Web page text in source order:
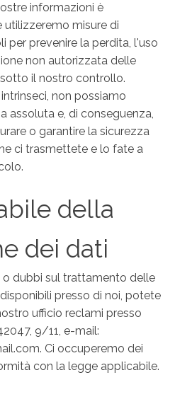
informazioni è
misure di
per prevenire la perdita, l'uso
non autorizzata delle
il nostro controllo.
non possiamo
assoluta e, di conseguenza,
o garantire la sicurezza
ci trasmettete e lo fate a
della
dei dati
o dubbi sul trattamento delle
presso di noi, potete
ufficio reclami presso
9/11, e-mail:
Ci occuperemo dei
con la legge applicabile.